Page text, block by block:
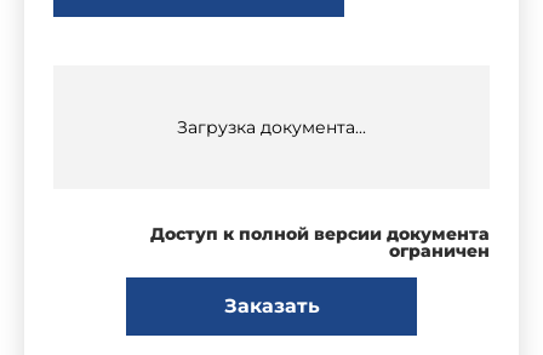
Загрузка документа...
Доступ к полной версии документа
ограничен
Заказать